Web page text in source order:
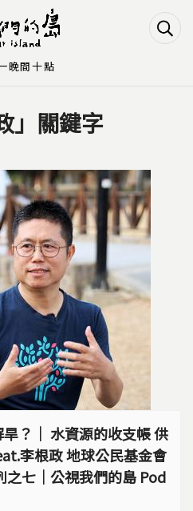
Navigation
content
」關鍵字
？｜ 水資源的收支帳 供
李根政 地球公民基金會
之七｜公視我們的島 Pod
晚間十點